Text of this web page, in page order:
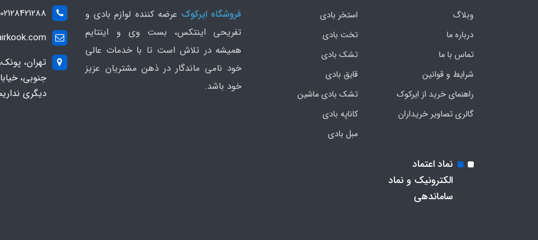
وبلاگ
درباره ما
تماس با ما
شرایط و قوانین
راهنمای خرید از ایرکوک
گالری تصاویر خریداران
استخر بادی
تخت بادی
تشک بادی
قایق بادی
تشک بادی ماشین
کاناپه بادی
مبل بادی
فروشگاه ایرکوک عرضه کننده لوازم بادی و
تفریحی اینتکس، بست وی و اینتایم
همیشه در تلاش است تا با خدمات عالی
خود نامی ماندگار در ذهن مشتریان عزیز
خود باشد.
02128421288
تهران،
دیگری
نماد اعتماد
الکترونیک و نماد
ساماندهی